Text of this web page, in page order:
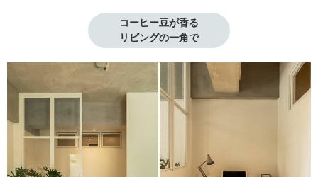
コーヒー豆が香る
リビングの一角で